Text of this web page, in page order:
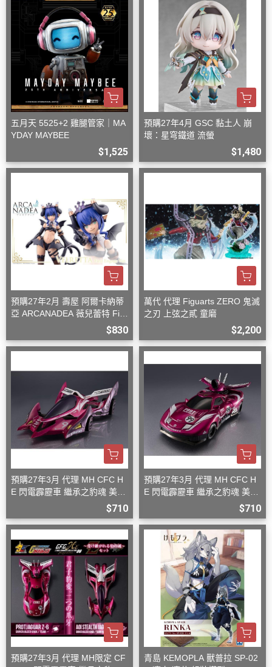
五月天 5525+2 雞腿管家｜MA
YDAY MAYBEE
$1,525
預購27年4月 GSC 黏土人 崩
壞：星穹鐵道 流螢
$1,480
預購27年2月 壽屋 阿爾卡納蒂
亞 ARCANADEA 薇兒蕾特 Firs
$830
萬代 代理 Figuarts ZERO 鬼滅
之刃 上弦之貳 童磨
$2,200
預購27年3月 代理 MH CFC H
E 閃電霹靂車 繼承之豹魂 美洲
$710
預購27年3月 代理 MH CFC H
E 閃電霹靂車 繼承之豹魂 美洲
$710
預購27年3月 代理 MH限定 CF
青島 KEMOPLA 獸普拉 SP-02